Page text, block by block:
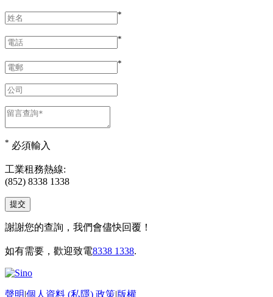
*
*
*
* 必須輸入
工業租務熱線:
(852) 8338 1338
謝謝您的查詢，我們會儘快回覆！
如有需要，歡迎致電8338 1338.
聲明|個人資料 (私隱) 政策|版權